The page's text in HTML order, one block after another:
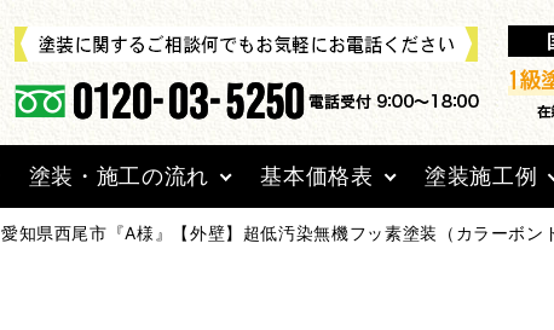
塗装・施工の流れ 基本価格表 塗装施工例
愛知県西尾市『A様』【外壁】超低汚染無機フッ素塗装（カラーボ